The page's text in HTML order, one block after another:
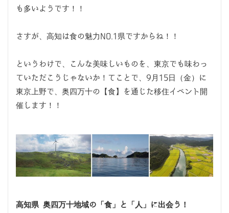
も多いようです！！
さすが、高知は食の魅力NO.1県ですからね！！
というわけで、こんな美味しいものを、東京でも味わっ
ていただこうじゃないか！てことで、9月15日（金）に
東京上野で、奥四万十の【食】を通じた移住イベント開
催します！！
高知県 奥四万十地域の「食」と「人」に出会う！